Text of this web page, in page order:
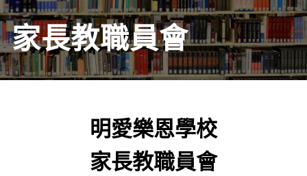
家長教職員會
明愛樂恩學校
家長教職員會